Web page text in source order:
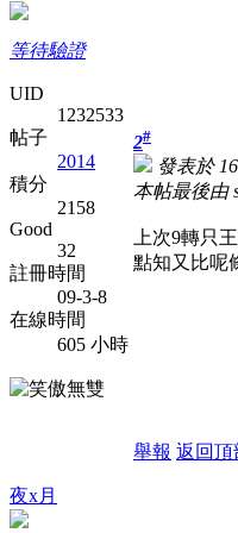
等待驗證
UID
1232533
帖子
2014
積分
2158
Good
32
註冊時間
09-3-8
在線時間
605 小時
2#
發表於
本帖最後由
上次9轉只
點知又比呢
舉報 返回頂
夜x月